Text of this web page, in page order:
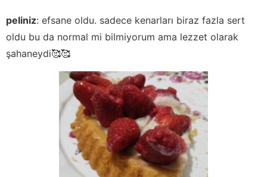
peliniz: efsane oldu. sadece kenarları biraz fazla sert
oldu bu da normal mi bilmiyorum ama lezzet olarak
şahaneydi🥰🥰